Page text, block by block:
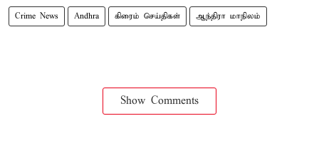
Crime News Andhra கிரைம் செய்திகள் ஆந்திரா மாநிலம்
Show Comments